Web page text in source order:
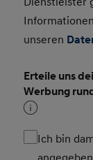
unseren
Erteile uns
Werbung
Ich bin